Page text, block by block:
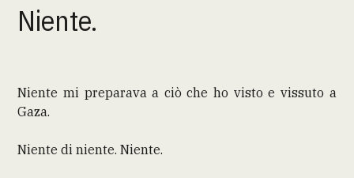
Niente.
Niente mi preparava a ciò che ho visto e vissuto a
Gaza.
Niente di niente. Niente.